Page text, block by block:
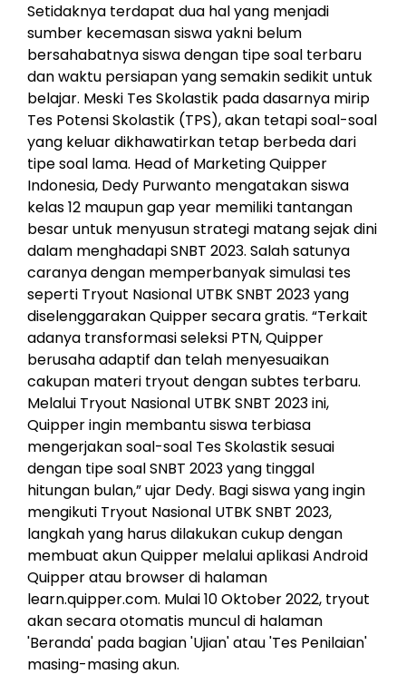
Setidaknya terdapat dua hal yang menjadi
sumber kecemasan siswa yakni belum
bersahabatnya siswa dengan tipe soal terbaru
dan waktu persiapan yang semakin sedikit untuk
belajar. Meski Tes Skolastik pada dasarnya mirip
Tes Potensi Skolastik (TPS), akan tetapi soal-soal
yang keluar dikhawatirkan tetap berbeda dari
tipe soal lama. Head of Marketing Quipper
Indonesia, Dedy Purwanto mengatakan siswa
kelas 12 maupun gap year memiliki tantangan
besar untuk menyusun strategi matang sejak dini
dalam menghadapi SNBT 2023. Salah satunya
caranya dengan memperbanyak simulasi tes
seperti Tryout Nasional UTBK SNBT 2023 yang
diselenggarakan Quipper secara gratis. “Terkait
adanya transformasi seleksi PTN, Quipper
berusaha adaptif dan telah menyesuaikan
cakupan materi tryout dengan subtes terbaru.
Melalui Tryout Nasional UTBK SNBT 2023 ini,
Quipper ingin membantu siswa terbiasa
mengerjakan soal-soal Tes Skolastik sesuai
dengan tipe soal SNBT 2023 yang tinggal
hitungan bulan,” ujar Dedy. Bagi siswa yang ingin
mengikuti Tryout Nasional UTBK SNBT 2023,
langkah yang harus dilakukan cukup dengan
membuat akun Quipper melalui aplikasi Android
Quipper atau browser di halaman
learn.quipper.com. Mulai 10 Oktober 2022, tryout
akan secara otomatis muncul di halaman
'Beranda' pada bagian 'Ujian' atau 'Tes Penilaian'
masing-masing akun.